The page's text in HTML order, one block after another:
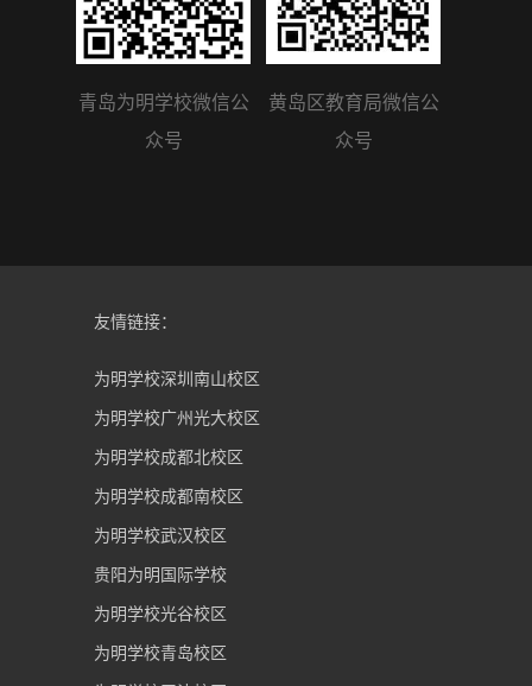
青岛为明学校微信公
众号
黄岛区教育局微信公
众号
友情链接：
为明学校深圳南山校区
为明学校广州光大校区
为明学校成都北校区
为明学校成都南校区
为明学校武汉校区
贵阳为明国际学校
为明学校光谷校区
为明学校青岛校区